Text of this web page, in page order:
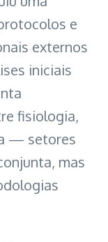
e
externos
iniciais
fisiologia,
— setores
mas